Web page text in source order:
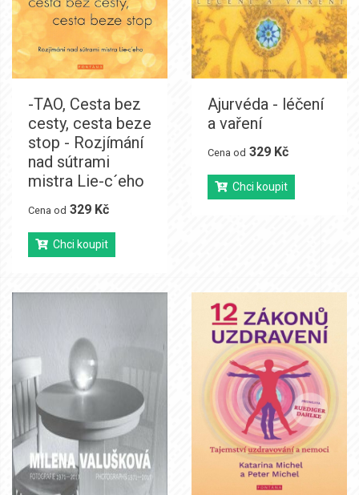
-TAO, Cesta bez
cesty, cesta beze
stop - Rozjímání
nad sútrami
mistra Lie-c´eho
Cena od 329 Kč
Chci koupit
Ajurvéda - léčení
a vaření
Cena od 329 Kč
Chci koupit